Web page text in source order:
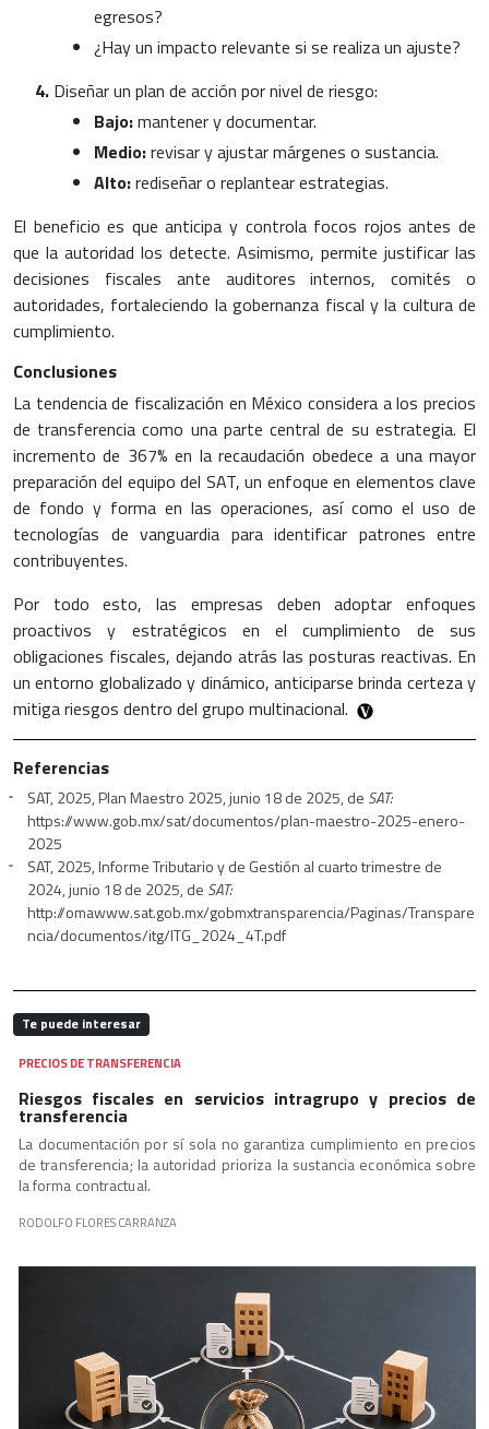
egresos?
¿Hay un impacto relevante si se realiza un ajuste?
Diseñar un plan de acción por nivel de riesgo:
Bajo:mantener y documentar.
Medio:revisar y ajustar márgenes o sustancia.
Alto:rediseñar o replantear estrategias.
El beneficio es que anticipa y controla focos rojos antes de
que la autoridad los detecte. Asimismo, permite justificar las
decisiones fiscales ante auditores internos, comités o
autoridades, fortaleciendo la gobernanza fiscal y la cultura de
cumplimiento.
Conclusiones
La tendencia de fiscalización en México considera a los precios
de transferencia como una parte central de su estrategia. El
incremento de 367% en la recaudación obedece a una mayor
preparación del equipo del SAT, un enfoque en elementos clave
de fondo y forma en las operaciones, así como el uso de
tecnologías de vanguardia para identificar patrones entre
contribuyentes.
Por todo esto, las empresas deben adoptar enfoques
proactivos y estratégicos en el cumplimiento de sus
obligaciones fiscales, dejando atrás las posturas reactivas. En
un entorno globalizado y dinámico, anticiparse brinda certeza y
mitiga riesgos dentro del grupo multinacional.
Referencias
SAT, 2025, Plan Maestro 2025, junio 18 de 2025, de SAT:
https://www.gob.mx/sat/documentos/plan-maestro-2025-enero-
2025
SAT, 2025, Informe Tributario y de Gestión al cuarto trimestre de
2024, junio 18 de 2025, de SAT:
http://omawww.sat.gob.mx/gobmxtransparencia/Paginas/Transpare
ncia/documentos/itg/ITG_2024_4T.pdf
Te puede interesar
PRECIOS DE TRANSFERENCIA
Riesgos fiscales en servicios intragrupo y precios de
transferencia
La documentación por sí sola no garantiza cumplimiento en precios
de transferencia; la autoridad prioriza la sustancia económica sobre
la forma contractual.
RODOLFO FLORES CARRANZA